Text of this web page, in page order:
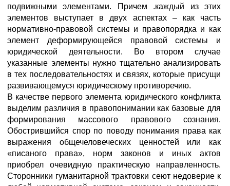
подвижными элементами. Причем .каждый из этих
элементов выступает в двух аспектах – как часть
нормативно-правовой системы и правопорядка и как
элемент деформирующейся правовой системы и
юридической деятельности. Во втором случае
указанные элементы нужно тщательно анализировать
в тех последовательностях и связях, которые присущи
развивающемуся юридическому противоречию.
В качестве первого элемента юридического конфликта
выделим различия в правопонимании как базовые для
формирования массового правового сознания.
Обострившийся спор по поводу понимания права как
выражения общечеловеческих ценностей или как
«писаного права», норм законов и иных актов
приобрел очевидную практическую направленность.
Сторонники гуманитарной трактовки сеют недоверие к